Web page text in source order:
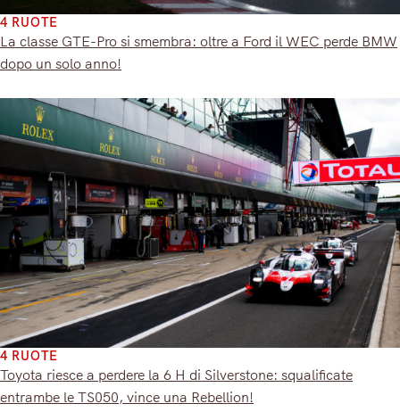
4 RUOTE
La classe GTE-Pro si smembra: oltre a Ford il WEC perde BMW
dopo un solo anno!
4 RUOTE
Toyota riesce a perdere la 6 H di Silverstone: squalificate
entrambe le TS050, vince una Rebellion!